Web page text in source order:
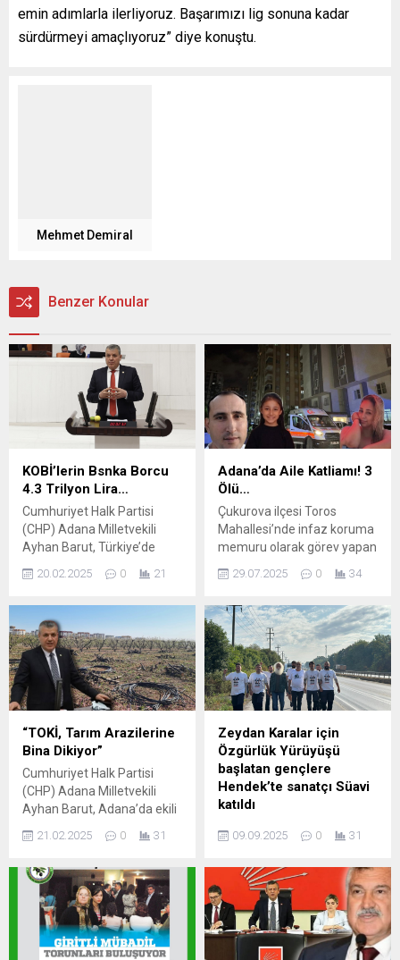
emin adımlarla ilerliyoruz. Başarımızı lig sonuna kadar
sürdürmeyi amaçlıyoruz” diye konuştu.
Mehmet Demiral
Benzer Konular
KOBİ’lerin Bsnka Borcu
4.3 Trilyon Lira…
Cumhuriyet Halk Partisi
(CHP) Adana Milletvekili
Ayhan Barut, Türkiye’de
küçük ve orta ölçekli
işletmelerin banka ve finans
milyar lirayı aşkın borcunun
olduğunu söyledi. Aykırılık ve
hukuksuzluk gerekçeleriyle
Anayasa Mahkemesi
tarafından iptal edilen bazı
yasal düzenlemelerin AKP
iktidarı tarafından tekrar
Meclis’e getirilmesine de
tepki gösteren Barut,
iktidarı...
20.02.2025 0 21
Adana’da Aile Katliamı! 3
Ölü…
Çukurova ilçesi Toros
Mahallesi’nde infaz koruma
memuru olarak görev yapan
Eyüp V., cinnet getirerek eşi
Merve V. ile 8 yaşındaki kızı
vurduktan sonra aynı silahla
yaşamına son verdi. Silah
seslerini duyan mahallelinin
ihbarı üzerine olay yerine
çok sayıda polis ve sağlık
ekibi sevk edildi. Sağlık
ekipleri, evde...
29.07.2025 0 34
“TOKİ, Tarım Arazilerine
Bina Dikiyor”
Cumhuriyet Halk Partisi
(CHP) Adana Milletvekili
Ayhan Barut, Adana’da ekili
büyük sulama yatırımlarının
projesi nedeniyle talan
edilmesine Meclis’te sert
tepki gösterdi. Seyhan ve
Çukurova ilçe sınırlarındaki
TOKİ konut projeleri
21.02.2025 0 31
Zeydan Karalar için
Özgürlük Yürüyüşü
başlatan gençlere
Hendek’te sanatçı Süavi
katıldı
Başkanı Zeydan Karalar ve
başkanlarına özgürlük
talebiyle Adana’dan Silivri’ye
yürüyüş başlatan Adanalı 9
genç, eylemlerinin 32.
gününde Sakarya’dan
09.09.2025 0 31